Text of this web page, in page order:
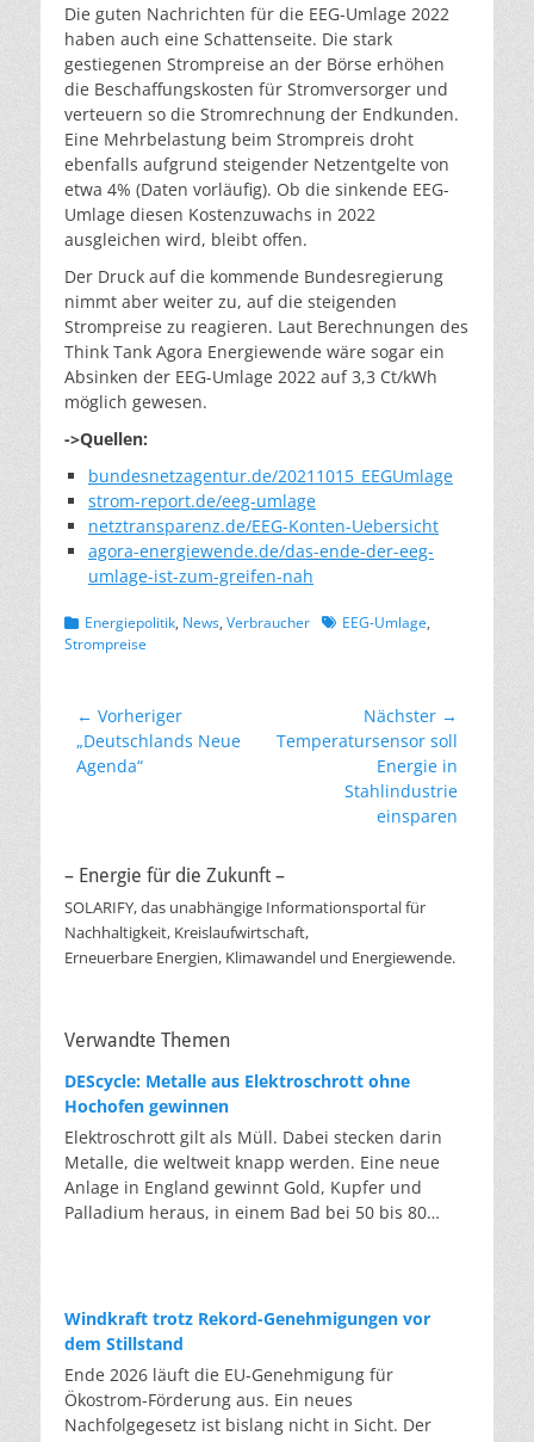
Die guten Nachrichten für die EEG-Umlage 2022
haben auch eine Schattenseite. Die stark
gestiegenen Strompreise an der Börse erhöhen
die Beschaffungskosten für Stromversorger und
verteuern so die Stromrechnung der Endkunden.
Eine Mehrbelastung beim Strompreis droht
ebenfalls aufgrund steigender Netzentgelte von
etwa 4% (Daten vorläufig). Ob die sinkende EEG-
Umlage diesen Kostenzuwachs in 2022
ausgleichen wird, bleibt offen.
Der Druck auf die kommende Bundesregierung
nimmt aber weiter zu, auf die steigenden
Strompreise zu reagieren. Laut Berechnungen des
Think Tank Agora Energiewende wäre sogar ein
Absinken der EEG-Umlage 2022 auf 3,3 Ct/kWh
möglich gewesen.
->Quellen:
bundesnetzagentur.de/20211015_EEGUmlage
strom-report.de/eeg-umlage
netztransparenz.de/EEG-Konten-Uebersicht
agora-energiewende.de/das-ende-der-eeg-
umlage-ist-zum-greifen-nah
Kategorien
Energiepolitik, News, Verbraucher Schlagworte
EEG-Umlage,
Strompreise
Beitragsnavigation
← Vorheriger
Vorheriger
Beitrag:
„Deutschlands Neue
Agenda“
Nächster →
Nächster
Temperatursensor soll
Energie in
Stahlindustrie
einsparen
– Energie für die Zukunft –
SOLARIFY, das unabhängige Informationsportal für
Nachhaltigkeit, Kreislaufwirtschaft,
Erneuerbare Energien, Klimawandel und Energiewende.
Verwandte Themen
DEScycle: Metalle aus Elektroschrott ohne
Hochofen gewinnen
Elektroschrott gilt als Müll. Dabei stecken darin
Metalle, die weltweit knapp werden. Eine neue
Anlage in England gewinnt Gold, Kupfer und
Palladium heraus, in einem Bad bei 50 bis 80
tausend Grad ein. Energieintensiv und nur im
industriellen Großmaßstab möglich. Das Londoner
Demonstrationsanlage eröffnet, die ohne diese
Hitze auskommt: Ein chemisches Bad löst die
Windkraft trotz Rekord-Genehmigungen vor
dem Stillstand
Ende 2026 läuft die EU-Genehmigung für
Ökostrom-Förderung aus. Ein neues
Nachfolgegesetz ist bislang nicht in Sicht. Der